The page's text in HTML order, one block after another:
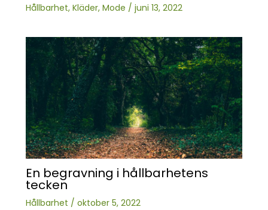
Hållbarhet, Kläder, Mode / juni 13, 2022
En begravning i hållbarhetens
tecken
Hållbarhet / oktober 5, 2022